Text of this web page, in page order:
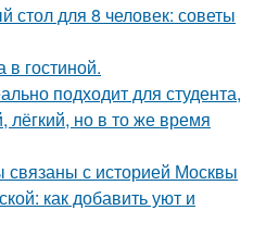
стол для 8 человек: советы
в гостиной.
подходит для студента,
лёгкий, но в то же время
с историей Москвы
как добавить уют и